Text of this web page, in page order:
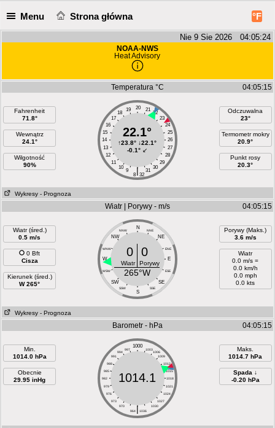
Menu Strona główna °F
Nie 9 Sie 2026 04:05:24
NOAA-NWS
Heat Advisory
Temperatura °C 04:05:15
Fahrenheit
71.8°
Wewnątrz
24.1°
Wilgotność
90%
20
19 21
18
22
17
23
16
24
15
25
14
26
13
27
12
28
11
29
10
30
9 31
8 32
|
22.1°
↑23.8° ↓22.1°
-0.1° ↙
Odczuwalna
23°
Termometr mokry
20.9°
Punkt rosy
20.3°
Wykresy - Prognoza
Wiatr | Porywy - m/s 04:05:15
Wiatr (śred.)
0.5 m/s
0 Bft
Cisza
Kierunek (śred.)
W 265°
N
NW
NE
W E
SW
SE
S
NNW NNE
WNW ENE
WSW ESE
SSW SSE
0 0
Wiatr Porywy
265°W
Porywy (Maks.)
3.6 m/s
Wiatr
0.0 m/s =
0.0 km/h
0.0 mph
0.0 kts
Wykresy - Prognoza
Barometr - hPa 04:05:15
Min.
1014.0 hPa
Obecnie
29.95 inHg
1000
991 1009
982 1018
973 1027
997 1003
994 1006
988
1012
985
1015
979
1021
976
1024
970
1030
964
1036
|
1014.1
Maks.
1014.7 hPa
Spada ↓
-0.20 hPa